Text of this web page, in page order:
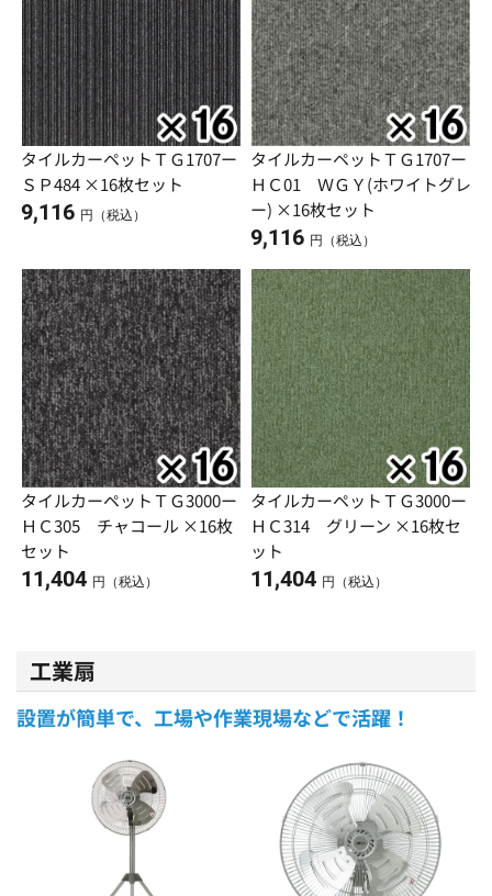
タイルカーペットＴＧ1707ー
ＳＰ484 ×16枚セット
9,116 円（税込）
タイルカーペットＴＧ1707ー
ＨＣ01 ＷＧＹ(ホワイトグレ
ー) ×16枚セット
9,116 円（税込）
タイルカーペットＴＧ3000ー
ＨＣ305 チャコール ×16枚
セット
11,404 円（税込）
タイルカーペットＴＧ3000ー
ＨＣ314 グリーン ×16枚セ
ット
11,404 円（税込）
工業扇
設置が簡単で、工場や作業現場などで活躍！